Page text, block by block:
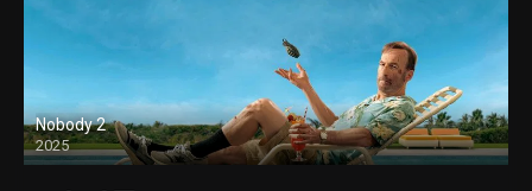
Nobody 2
2025